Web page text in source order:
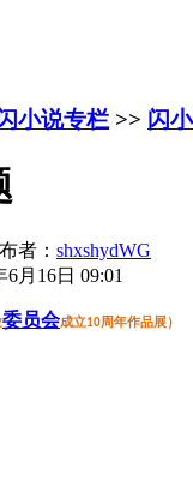
小说专栏 >> 闪
者： shxshydWG
6月16日 09:01
委员会成立10周年作品展）